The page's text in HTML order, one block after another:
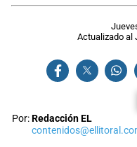
Actualizado al
Por:Redacción EL